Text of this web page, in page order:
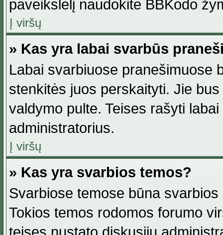
paveikslėlį naudokite BBKodo
Į viršų
» Kas yra labai svarbūs
Labai svarbiuose pranešimuose
stenkitės juos perskaityti. Jie
valdymo pulte. Teises rašyti
administratorius.
Į viršų
» Kas yra svarbios temos?
Svarbiose temose būna
Tokios temos rodomos forumo